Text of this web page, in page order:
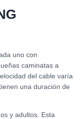
uno con
caminatas a
del cable varía
una duración de
y adultos. Esta